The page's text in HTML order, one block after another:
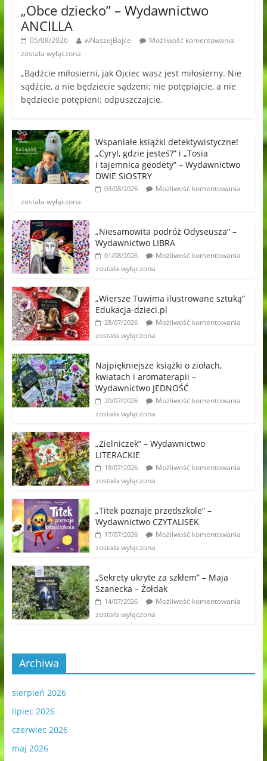
„Obce dziecko” – Wydawnictwo
ANCILLA
05/08/2026 wNaszejBajce
Możliwość komentowania
została wyłączona
„Bądźcie miłosierni, jak Ojciec wasz jest miłosierny. Nie
sądźcie, a nie będziecie sądzeni; nie potępiajcie, a nie
będziecie potępieni; odpuszczajcie,
Wspaniałe książki detektywistyczne!
„Cyryl, gdzie jesteś?” i „Tosia
i tajemnica geodety” – Wydawnictwo
DWIE SIOSTRY
03/08/2026
Możliwość komentowania
została wyłączona
„Niesamowita podróż Odyseusza” –
Wydawnictwo LIBRA
01/08/2026
Możliwość komentowania
została wyłączona
„Wiersze Tuwima ilustrowane sztuką”
Edukacja-dzieci.pl
28/07/2026
Możliwość komentowania
została wyłączona
Najpiękniejsze książki o ziołach,
kwiatach i aromaterapii –
Wydawnictwo JEDNOŚĆ
20/07/2026
Możliwość komentowania
została wyłączona
„Zielniczek” – Wydawnictwo
LITERACKIE
18/07/2026
Możliwość komentowania
została wyłączona
„Titek poznaje przedszkole” –
Wydawnictwo CZYTALISEK
17/07/2026
Możliwość komentowania
została wyłączona
„Sekrety ukryte za szkłem” – Maja
Szanecka – Żołdak
14/07/2026
Możliwość komentowania
została wyłączona
Archiwa
sierpień 2026
lipiec 2026
czerwiec 2026
maj 2026